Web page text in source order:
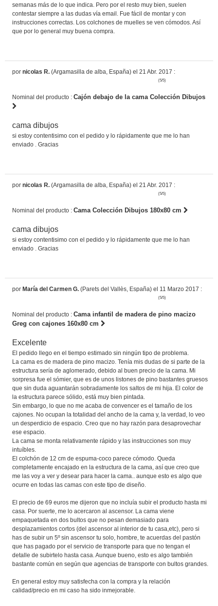
semanas más de lo que indica. Pero por el resto muy bien, suelen
contestar siempre a las dudas vía email. Fue fácil de montar y con
instrucciones correctas. Los colchones de muelles se ven cómodos. Así
que por lo general muy buena compra.
por nicolas R. (Argamasilla de alba, España) el 21 Abr. 2017 :
(5/5)
Nominal del producto : Cajón debajo de la cama Colección Dibujos
cama dibujos
si estoy contentisimo con el pedido y lo rápidamente que me lo han
enviado . Gracias
por nicolas R. (Argamasilla de alba, España) el 21 Abr. 2017 :
(5/5)
Nominal del producto : Cama Colección Dibujos 180x80 cm
cama dibujos
si estoy contentisimo con el pedido y lo rápidamente que me lo han
enviado . Gracias
por María del Carmen G. (Parets del Vallès, España) el 11 Marzo 2017 :
(5/5)
Nominal del producto : Cama infantil de madera de pino macizo
Greg con cajones 160x80 cm
Excelente
El pedido llego en el tiempo estimado sin ningún tipo de problema.
La cama es de madera de pino macizo. Tenía mis dudas de si parte de la
estructura sería de aglomerado, debido al buen precio de la cama. Mi
sorpresa fue el sómier, que es de unos listones de pino bastantes gruesos
que sin duda aguantarán sobradamente los saltos de mi hija. El color de
la estructura parece sólido, está muy bien pintada.
Sin embargo, lo que no me acaba de convencer es el tamaño de los
cajones. No ocupan la totalidad del ancho de la cama y, la verdad, lo veo
un desperdicio de espacio. Creo que no hay razón para desaprovechar
ese espacio.
La cama se monta relativamente rápido y las instrucciones son muy
intuíbles.
El colchón de 12 cm de espuma-coco parece cómodo. Queda
completamente encajado en la estructura de la cama, así que creo que
me las voy a ver y desear para hacer la cama.. aunque esto es algo que
ocurre en todas las camas con este tipo de diseño.
El precio de 69 euros me dijeron que no incluía subir el producto hasta mi
casa. Por suerte, me lo acercaron al ascensor. La cama viene
empaquetada en dos bultos que no pesan demasiado para
desplazamientos cortos (del ascensor al interior de tu casa,etc), pero si
has de subir un 5º sin ascensor tu solo, hombre, te acuerdas del pastón
que has pagado por el servicio de transporte para que no tengan el
detalle de subirtelo hasta casa. Aunque bueno, esto es algo también
bastante común en según que agencias de transporte con bultos grandes.
En general estoy muy satisfecha con la compra y la relación
calidad/precio en mi caso ha sido inmejorable.